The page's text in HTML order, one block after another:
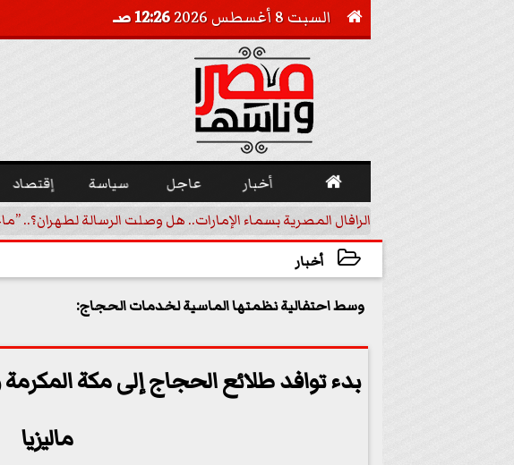
 السبت 8 أغسطس 2026 12:26 صـ
 أخبار عاجل سياسة إقتصاد
الرافال المصرية بسماء الإمارات.. هل وصلت الرسالة
أخبار
2025-05-07 23:35:21
وسط احتفالية نظمتها الماسية لخدمات الحجاج:
بدء توافد طلائع الحجاج إلى مكة
ماليزيا